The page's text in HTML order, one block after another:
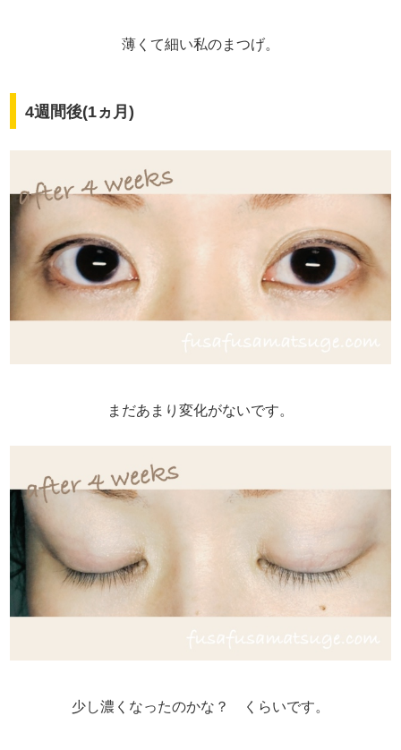
薄くて細い私のまつげ。
4週間後(1ヵ月)
まだあまり変化がないです。
少し濃くなったのかな？ くらいです。